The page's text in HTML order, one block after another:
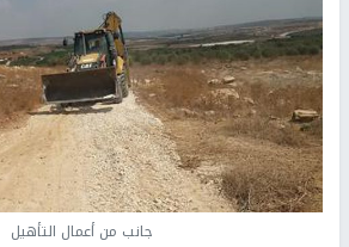
جانب من أعمال التأهيل